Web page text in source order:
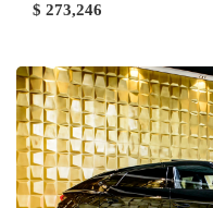
$ 273,246